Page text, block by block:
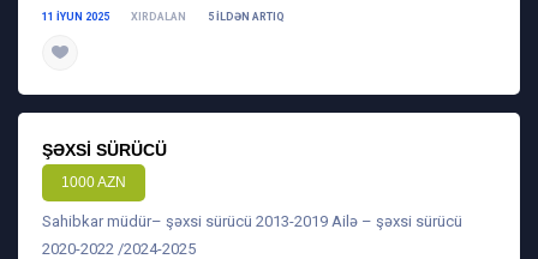
11 IYUN 2025 XIRDALAN 5 ILDƏN ARTIQ
ŞƏXSI SÜRÜCÜ
1000 AZN
Sahibkar müdür– şəxsi sürücü 2013-2019 Ailə – şəxsi sürücü
2020-2022 /2024-2025